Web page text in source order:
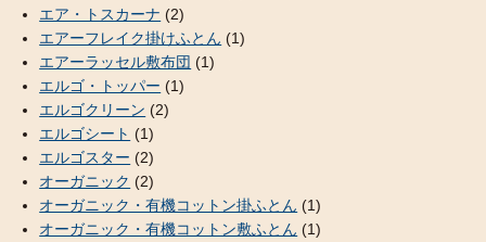
エア・トスカーナ (2)
エアーフレイク掛けふとん (1)
エアーラッセル敷布団 (1)
エルゴ・トッパー (1)
エルゴクリーン (2)
エルゴシート (1)
エルゴスター (2)
オーガニック (2)
オーガニック・有機コットン掛ふとん (1)
オーガニック・有機コットン敷ふとん (1)